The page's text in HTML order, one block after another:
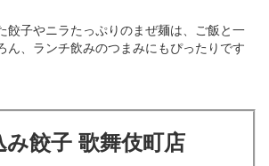
餃子やニラたっぷりのまぜ麺は、ご飯と一
ん、ランチ飲みのつまみにもぴったりです
餃子 歌舞伎町店